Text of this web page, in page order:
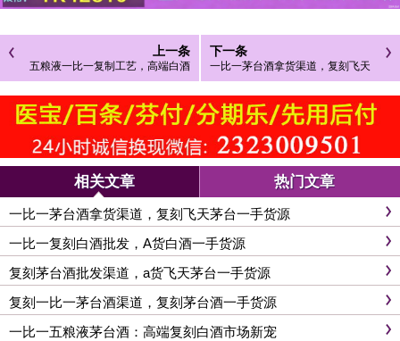
上一条
五粮液一比一复制工艺，高端白酒
复刻技艺的秘密
下一条
一比一茅台酒拿货渠道，复刻飞天
茅台一手货源
相关文章 热门文章
一比一茅台酒拿货渠道，复刻飞天茅台一手货源
一比一复刻白酒批发，A货白酒一手货源
复刻茅台酒批发渠道，a货飞天茅台一手货源
复刻一比一茅台酒渠道，复刻茅台酒一手货源
一比一五粮液茅台酒：高端复刻白酒市场新宠